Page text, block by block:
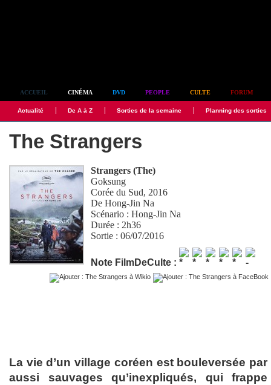
ACCUEIL CINÉMA DVD PEOPLE CULTE FORUM
Actualité De A à Z Sorties de la semaine Planning des sorties
The Strangers
Strangers (The)
Goksung
Corée du Sud, 2016
DeHong-Jin Na
Scénario :Hong-Jin Na
Durée : 2h36
Sortie : 06/07/2016
Note FilmDeCulte :
La vie d’un village coréen est bouleversée
aussi sauvages qu’inexpliqués, qui